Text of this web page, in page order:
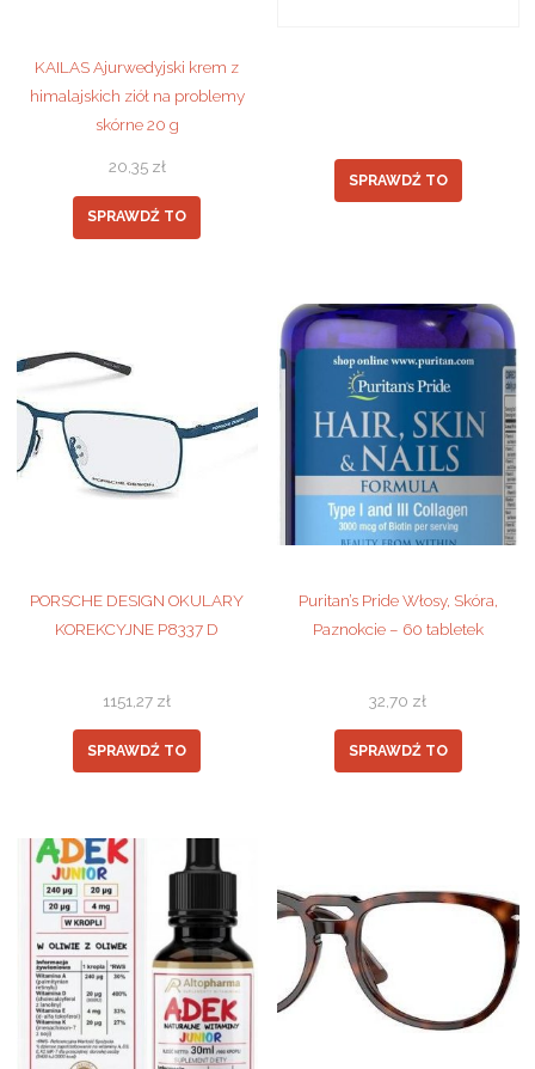
KAILAS Ajurwedyjski krem z
himalajskich ziół na problemy
skórne 20 g
20,35 zł
SPRAWDŹ TO
SPRAWDŹ TO
PORSCHE DESIGN OKULARY
KOREKCYJNE P8337 D
1151,27 zł
SPRAWDŹ TO
Puritan’s Pride Włosy, Skóra,
Paznokcie – 60 tabletek
32,70 zł
SPRAWDŹ TO